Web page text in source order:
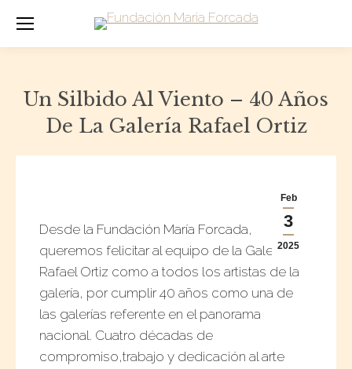
Un Silbido Al Viento – 40 Años
De La Galería Rafael Ortiz
Feb
3
2025
Desde la Fundación María Forcada,
queremos felicitar al equipo de la Galería
Rafael Ortiz como a todos los artistas de la
galería, por cumplir 40 años como una de
las galerías referente en el panorama
nacional. Cuatro décadas de
compromiso,trabajo y dedicación al arte